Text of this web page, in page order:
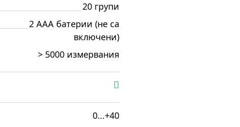
20 групи
2 AAA батерии (не са
включени)
> 5000 измервания
0...+40